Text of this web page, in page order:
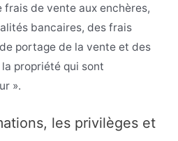
frais de vente aux enchères,
bancaires, des frais
portage de la vente et des
propriété qui sont
».
les privilèges et